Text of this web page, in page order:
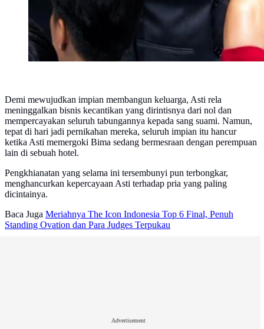
Demi mewujudkan impian membangun keluarga, Asti rela
meninggalkan bisnis kecantikan yang dirintisnya dari nol dan
mempercayakan seluruh tabungannya kepada sang suami. Namun,
tepat di hari jadi pernikahan mereka, seluruh impian itu hancur
ketika Asti memergoki Bima sedang bermesraan dengan perempuan
lain di sebuah hotel.
Pengkhianatan yang selama ini tersembunyi pun terbongkar,
menghancurkan kepercayaan Asti terhadap pria yang paling
dicintainya.
Baca Juga Meriahnya The Icon Indonesia Top 6 Final, Penuh
Standing Ovation dan Para Judges Terpukau
Advertisement